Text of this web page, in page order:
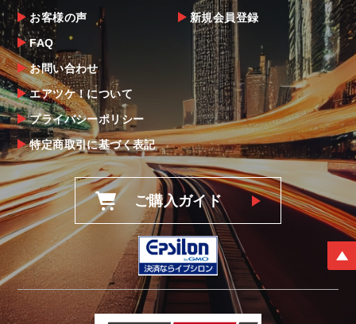
お客様の声
FAQ
お問い合わせ
エアツケ！について
プライバシーポリシー
特定商取引に基づく表記
新規会員登録
ご購入ガイド